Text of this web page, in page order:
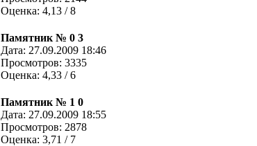
Оценка: 4,13 / 8
Памятник № 0 3
Дата: 27.09.2009 18:46
Просмотров: 3335
Оценка: 4,33 / 6
Памятник № 1 0
Дата: 27.09.2009 18:55
Просмотров: 2878
Оценка: 3,71 / 7